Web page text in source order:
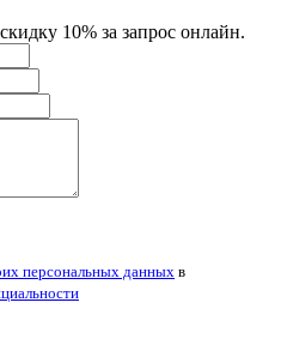
10% за запрос онлайн.
персональных данных в